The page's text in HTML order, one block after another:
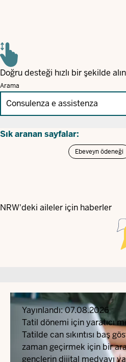
Doğru desteği hızlı bir şekilde alın
Arama
Sık aranan sayfalar:
Ebeveyn ödeneği
NRW'deki aileler için haberler
Yayınlandı:07.08.2026
Tatil dönemi için yaratıcı
Tatilde can sıkıntısı baş
zaman geçirmek için bir
gençlerin dijital medyayı